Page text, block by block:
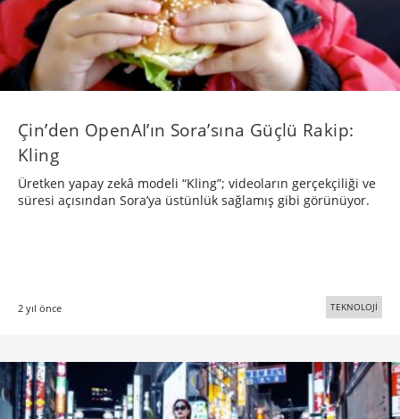
Çin’den OpenAI’ın Sora’sına Güçlü Rakip:
Kling
Üretken yapay zekâ modeli “Kling”; videoların gerçekçiliği ve
süresi açısından Sora’ya üstünlük sağlamış gibi görünüyor.
2 yıl önce TEKNOLOJİ